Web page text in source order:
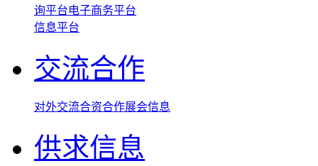
询平台电子商务平台
信息平台
交流合作
对外交流合资合作展会信息
供求信息